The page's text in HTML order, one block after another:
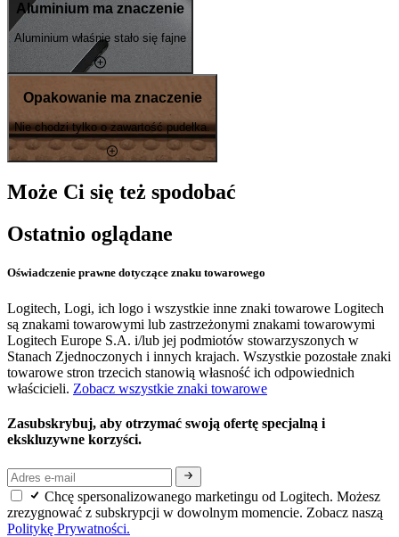
Aluminium ma znaczenie
Aluminium właśnie stało się fajne
Opakowanie ma znaczenie
Nie chodzi tylko o zawartość pudełka.
Może Ci się też spodobać
Ostatnio oglądane
Oświadczenie prawne dotyczące znaku towarowego
Logitech, Logi, ich logo i wszystkie inne znaki towarowe Logitech
są znakami towarowymi lub zastrzeżonymi znakami towarowymi
Logitech Europe S.A. i/lub jej podmiotów stowarzyszonych w
Stanach Zjednoczonych i innych krajach. Wszystkie pozostałe znaki
towarowe stron trzecich stanowią własność ich odpowiednich
właścicieli. Zobacz wszystkie znaki towarowe
Zasubskrybuj, aby otrzymać swoją ofertę specjalną i
ekskluzywne korzyści.
Chcę spersonalizowanego marketingu od Logitech. Możesz
zrezygnować z subskrypcji w dowolnym momencie. Zobacz naszą
Politykę Prywatności.